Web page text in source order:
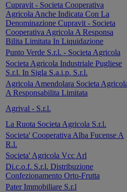
Cupravit - Societa Cooperativa
Agricola Anche Indicata Con La
Denominazione Cupravit - Societa
Cooperativa Agricola A Responsa
Bilita Limitata In Liquidazione
Punto Verde S.r.l. - Societa Agricola
Societa Agricola Industriale Pugliese
S.r.l. In Sigla S.a.i.p. S.r.l.
Agricola Amendolara Societa
A Responsabilita Limitata
Agrival - S.r.l.
La Ruota Societa Agricola S.r.l.
Societa' Cooperativa Alba Fucense A
R.l.
Societa' Agricola Vcc Arl
Di.c.o.f. S.r.l. Distribuzione
Confezionamento Orto-Frutta
Pater Immobiliare S.r.l